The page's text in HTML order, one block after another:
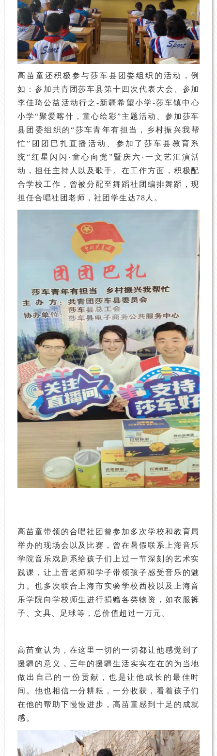
高苗童还积极参与莎车县团委组织的活动，例
如：参加共青团莎车县第十四次代表大会、参加
李佳琦公益活动行之-新疆希望小学-莎车镇中心
小学“聚爱喀什，童心绘彩”主题活动、参加莎车
县团委组织的“莎车青年有担当，乡村振兴我帮
忙”团团巴扎直播活动、参加了莎车县教育系
统“红星闪闪·童心向党”暨庆六·一文艺汇演活
动，担任主持人以及歌手。在工作方面，积极配
合学校工作，曾被分配至舞蹈社团编排舞蹈，现
担任合唱社团老师，社团学生达78人。
高苗童带领的合唱社团曾参加多次学校和教育局
举办的现场会以及比赛，曾在暑假联系上海音乐
学院音乐戏剧系给孩子们上过一节深刻的艺术实
践课，让上音老师和学子带领孩子感受音乐的魅
力。也多次联合上海市实验学校西校以及上海音
乐学院向学校师生进行捐赠各类物资，如衣服裤
子、文具、足球等，总价值超过一万元。
高苗童认为，在这里一切的一切都让他感觉到了
援疆的意义，三年的援疆生活实实在在的为当地
做出自己的一份贡献，也是让他成长的最佳时
间。他也相信一分耕耘，一分收获，看着孩子们
在他的帮助下慢慢进步，高苗童感到十足的成就
感。